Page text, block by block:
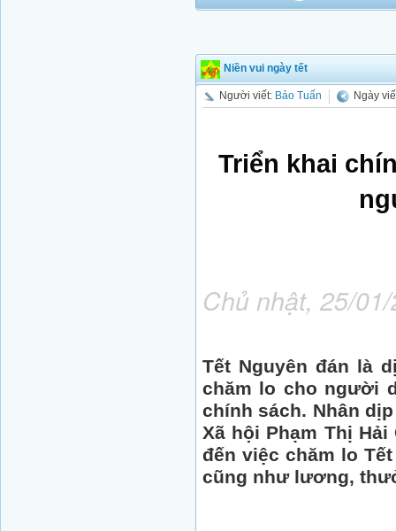
Niền vui ngày tết
Người viết: Bảo Tuấn Ngày
Triển khai
Chủ nhật, 25/
Tết Nguyên đán là
chăm lo cho người
chính sách. Nhân
Xã hội Phạm Thị
đến việc chăm lo
cũng như lương,